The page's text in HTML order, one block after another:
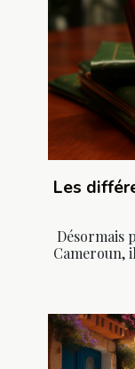
Les
Désormais
Cameroun,